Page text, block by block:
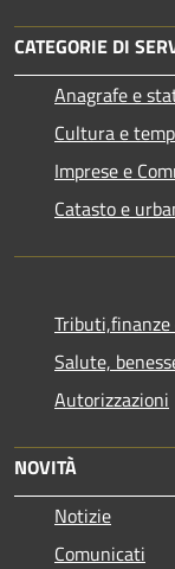
CATEGORIE DI
Anagrafe e
Cultura e
Imprese e
Catasto e
Salute,
Autorizzazioni
NOVITÀ
Notizie
Comunicati